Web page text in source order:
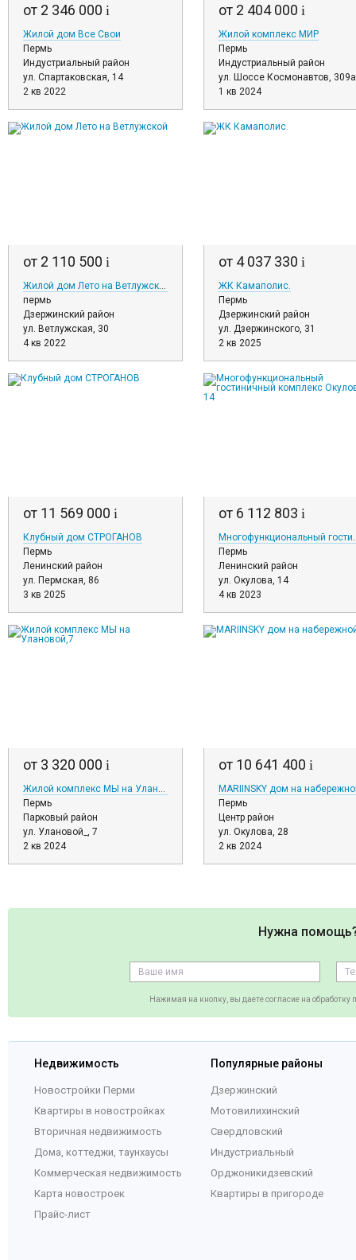
от 2 346 000 i
Жилой дом Все Свои
Пермь
Индустриальный район
ул. Спартаковская, 14
2 кв 2022
от 2 404 000 i
Жилой комплекс МИР
Пермь
Индустриальный район
ул. Шоссе Космонавтов, 309а
1 кв 2024
от 2 110 500 i
Жилой дом Лето на Ветлужской
пермь
Дзержинский район
ул. Ветлужская, 30
4 кв 2022
от 4 037 330 i
ЖК Камаполис.
Пермь
Дзержинский район
ул. Дзержинского, 31
2 кв 2025
от 11 569 000 i
Клубный дом СТРОГАНОВ
Пермь
Ленинский район
ул. Пермская, 86
3 кв 2025
от 6 112 803 i
Пермь
Ленинский район
ул. Окулова, 14
4 кв 2023
от 3 320 000 i
Жилой комплекс МЫ на Улановой,7
Пермь
Парковый район
ул. Улановой_, 7
2 кв 2024
от 10 641 400 i
MARIINSKY дом на
Пермь
Центр район
ул. Окулова, 28
2 кв 2024
Нужна
Нажимая на кнопку, вы даете согласие на
Недвижимость
Новостройки Перми
Квартиры в новостройках
Вторичная недвижимость
Дома, коттеджи, таунхаусы
Коммерческая недвижимость
Карта новостроек
Прайс-лист
Популярные районы
Дзержинский
Мотовилихинский
Свердловский
Индустриальный
Орджоникидзевский
Квартиры в пригороде